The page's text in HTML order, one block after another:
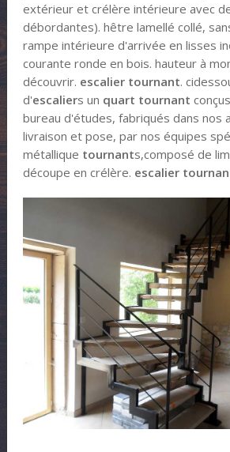
extérieur et crélère intérieure avec
débordantes). hêtre lamellé collé,
rampe intérieure d'arrivée en lisses
courante ronde en bois. hauteur à
découvrir. escalier tournant.
d'escaliers un quart tournant
bureau d'études, fabriqués dans nos
livraison et pose, par nos équipes
métallique tournants,composé de
découpe en crélère. escalier